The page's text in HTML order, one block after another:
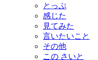
とっぷ
感じた
見てみた
言いたいこと
その他
この さいと